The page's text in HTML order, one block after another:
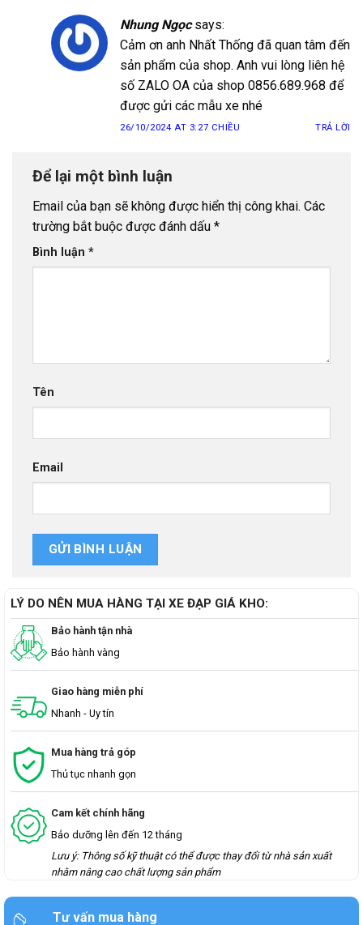
Nhung Ngọc says:
Cảm ơn anh Nhất Thống đã quan tâm đến
sản phẩm của shop. Anh vui lòng liên hệ
số ZALO OA của shop 0856.689.968 để
được gửi các mẫu xe nhé
26/10/2024 AT 3:27 CHIỀU TRẢ LỜI
Để lại một bình luận
Email của bạn sẽ không được hiển thị công khai. Các
trường bắt buộc được đánh dấu *
Bình luận *
Tên
Email
LÝ DO NÊN MUA HÀNG TẠI XE ĐẠP GIÁ KHO:
Bảo hành tận nhà
Bảo hành vàng
Giao hàng miễn phí
Nhanh - Uy tín
Mua hàng trả góp
Thủ tục nhanh gọn
Cam kết chính hãng
Bảo dưỡng lên đến 12 tháng
Lưu ý: Thông số kỹ thuật có thể được thay đổi từ nhà sản xuất
nhằm nâng cao chất lượng sản phẩm
Tư vấn mua hàng